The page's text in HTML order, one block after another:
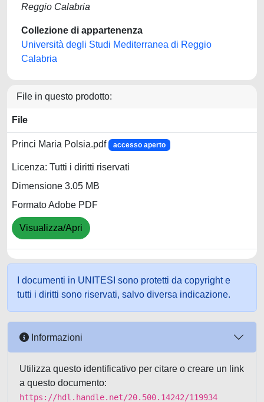
Reggio Calabria
Collezione di appartenenza
Università degli Studi Mediterranea di Reggio
Calabria
File in questo prodotto:
File
Princi Maria Polsia.pdf accesso aperto
Licenza: Tutti i diritti riservati
Dimensione 3.05 MB
Formato Adobe PDF
Visualizza/Apri
I documenti in UNITESI sono protetti da copyright e
tutti i diritti sono riservati, salvo diversa indicazione.
Informazioni
Utilizza questo identificativo per citare o creare un link
a questo documento:
https://hdl.handle.net/20.500.14242/119934